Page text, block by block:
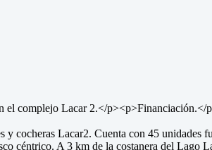
Lacar 2.</p><p>Financiación.</
Lacar2. Cuenta con 45 unidades
céntrico. A 3 km de la costanera del Lago